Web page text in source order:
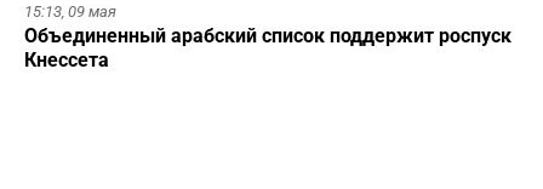
15:13, 09 мая
Объединенный арабский список поддержит роспуск
Кнессета